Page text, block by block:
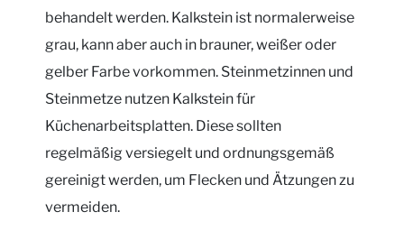
behandelt werden. Kalkstein ist normalerweise
grau, kann aber auch in brauner, weißer oder
gelber Farbe vorkommen. Steinmetzinnen und
Steinmetze nutzen Kalkstein für
Küchenarbeitsplatten. Diese sollten
regelmäßig versiegelt und ordnungsgemäß
gereinigt werden, um Flecken und Ätzungen zu
vermeiden.